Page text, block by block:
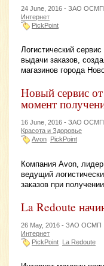
24 June, 2016 - ЗАО ОСМП
Интернет
PickPoint
Логистический
выдачи заказов,
магазинов города
Новый сервис
момент
16 June, 2016 - ЗАО ОСМП
Красота и Здоровье
Avon PickPoint
Компания Avon,
ведущий
заказов при
La Redoute
26 May, 2016 - ЗАО ОСМП
Интернет
PickPoint La Redoute